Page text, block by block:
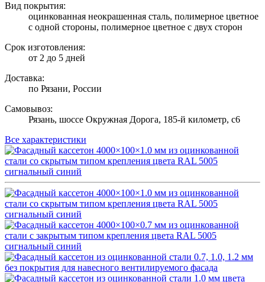
Вид покрытия:
оцинкованная неокрашенная сталь, полимерное цветное
с одной стороны, полимерное цветное с двух сторон
Срок изготовления:
от 2 до 5 дней
Доставка:
по Рязани, России
Самовывоз:
Рязань, шоссе Окружная Дорога, 185-й километр, с6
Все характеристики